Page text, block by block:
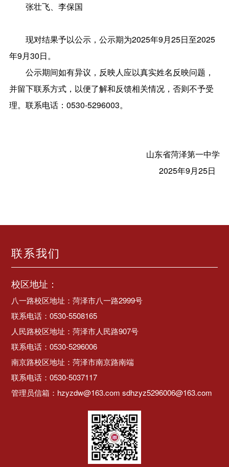
张壮飞、李保国
现对结果予以公示，公示期为2025年9月25日至2025
年9月30日。
公示期间如有异议，反映人应以真实姓名反映问题，
并留下联系方式，以便了解和反馈相关情况，否则不予受
理。联系电话：0530-5296003。
山东省菏泽第一中学
2025年9月25日
联系我们
校区地址：
八一路校区地址：菏泽市八一路2999号
联系电话：0530-5508165
人民路校区地址：菏泽市人民路907号
联系电话：0530-5296006
南京路校区地址：菏泽市南京路南端
联系电话：0530-5037117
管理员信箱：hzyzdw@163.com sdhzyz5296006@163.com